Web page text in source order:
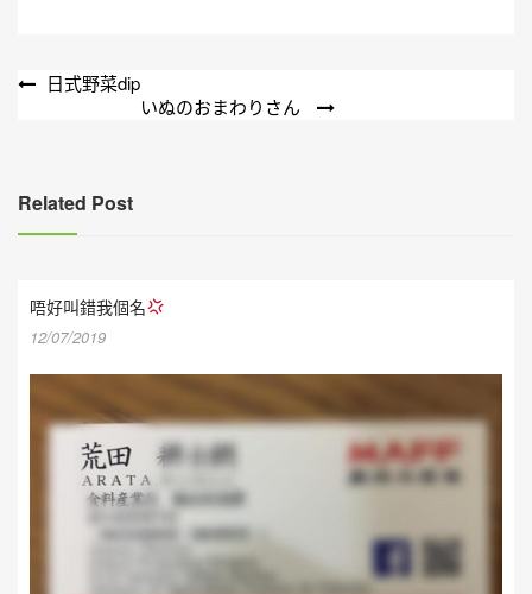
文
覽
日式野菜dip
いぬのおまわりさん
Related Post
唔好叫錯我個名
12/07/2019